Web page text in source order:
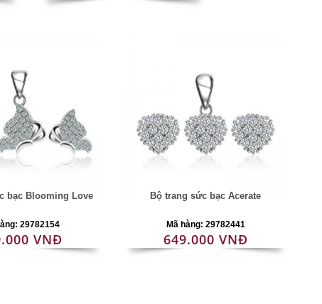
bạc Blooming Love
29782154
VNĐ
Bộ trang sức bạc Acerate
Mã hàng: 29782441
649.000 VNĐ